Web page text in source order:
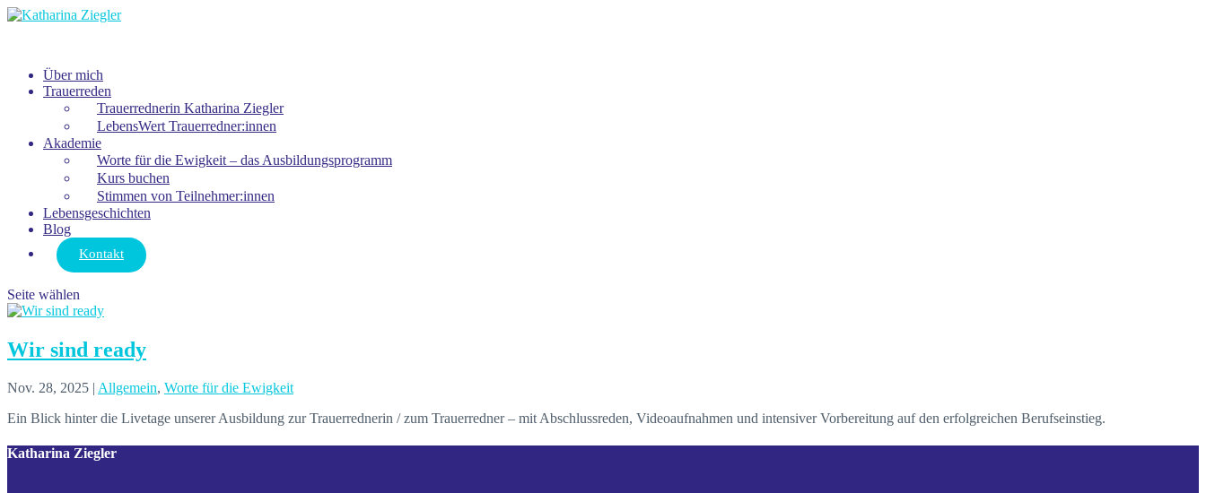
Über mich
Trauerreden
Trauerrednerin Katharina Ziegler
LebensWert Trauerredner:innen
Akademie
Worte für die Ewigkeit – das Ausbildungsprogramm
Kurs buchen
Stimmen von Teilnehmer:innen
Lebensgeschichten
Blog
Kontakt
Seite wählen
Wir sind ready
Nov. 28, 2025 | Allgemein, Worte für die Ewigkeit
Ein Blick hinter die Livetage unserer Ausbildung zur Trauerrednerin / zum Trauerredner – mit Abschlussreden, Videoaufnahmen und intensiver Vorbereitung auf den erfolgreichen Berufseinstieg.
Katharina Ziegler